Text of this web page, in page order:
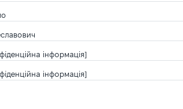
інформація]
інформація]